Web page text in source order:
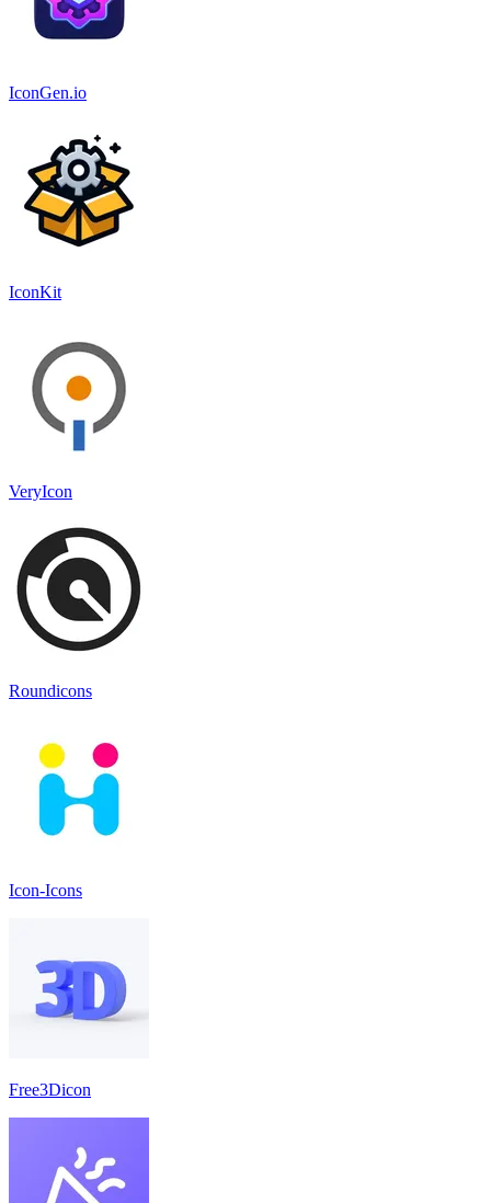
IconGen.io
IconKit
VeryIcon
Roundicons
Icon-Icons
Free3Dicon